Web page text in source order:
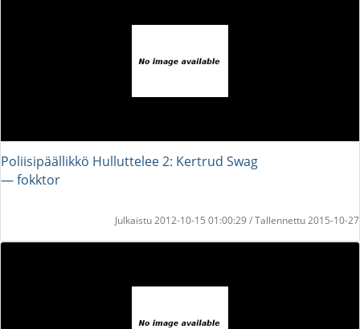
Poliisipäällikkö Hulluttelee 2: Kertrud Swag
― fokktor
Julkaistu 2012-10-15 01:00:29 / Tallennettu 2015-10-27